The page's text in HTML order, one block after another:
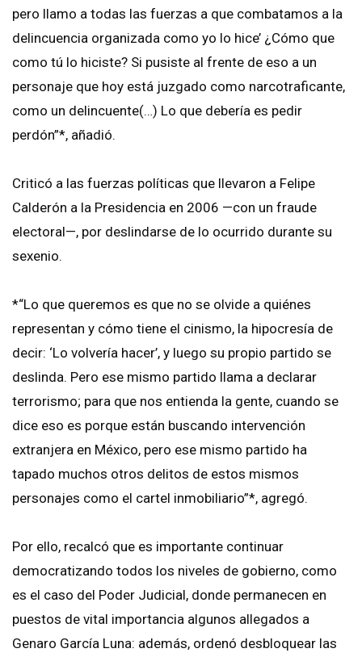
pero llamo a todas las fuerzas a que combatamos a la
delincuencia organizada como yo lo hice’ ¿Cómo que
como tú lo hiciste? Si pusiste al frente de eso a un
personaje que hoy está juzgado como narcotraficante,
como un delincuente(…) Lo que debería es pedir
perdón”*, añadió.
Criticó a las fuerzas políticas que llevaron a Felipe
Calderón a la Presidencia en 2006 —con un fraude
electoral—, por deslindarse de lo ocurrido durante su
sexenio.
*“Lo que queremos es que no se olvide a quiénes
representan y cómo tiene el cinismo, la hipocresía de
decir: ‘Lo volvería hacer’, y luego su propio partido se
deslinda. Pero ese mismo partido llama a declarar
terrorismo; para que nos entienda la gente, cuando se
dice eso es porque están buscando intervención
extranjera en México, pero ese mismo partido ha
tapado muchos otros delitos de estos mismos
personajes como el cartel inmobiliario”*, agregó.
Por ello, recalcó que es importante continuar
democratizando todos los niveles de gobierno, como
es el caso del Poder Judicial, donde permanecen en
puestos de vital importancia algunos allegados a
Genaro García Luna: además, ordenó desbloquear las